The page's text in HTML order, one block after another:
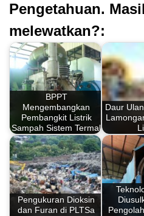
Pengetahuan.
melewatkan?:
BPPT
Mengembangkan
Pembangkit Listrik
Sampah Sistem Termal
Daur
Pengukuran Dioksin
dan Furan di PLTSa